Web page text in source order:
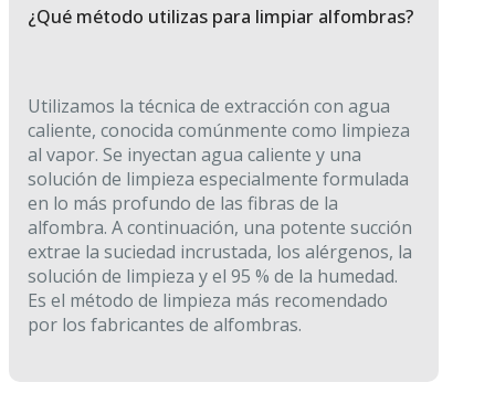
¿Qué método utilizas para limpiar alfombras?
Utilizamos la técnica de extracción con agua
caliente, conocida comúnmente como limpieza
al vapor. Se inyectan agua caliente y una
solución de limpieza especialmente formulada
en lo más profundo de las fibras de la
alfombra. A continuación, una potente succión
extrae la suciedad incrustada, los alérgenos, la
solución de limpieza y el 95 % de la humedad.
Es el método de limpieza más recomendado
por los fabricantes de alfombras.